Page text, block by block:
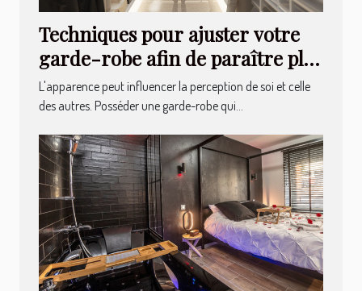
Techniques pour ajuster votre
garde-robe afin de paraître plus
élancé
L'apparence peut influencer la perception de soi et celle
des autres. Posséder une garde-robe qui...